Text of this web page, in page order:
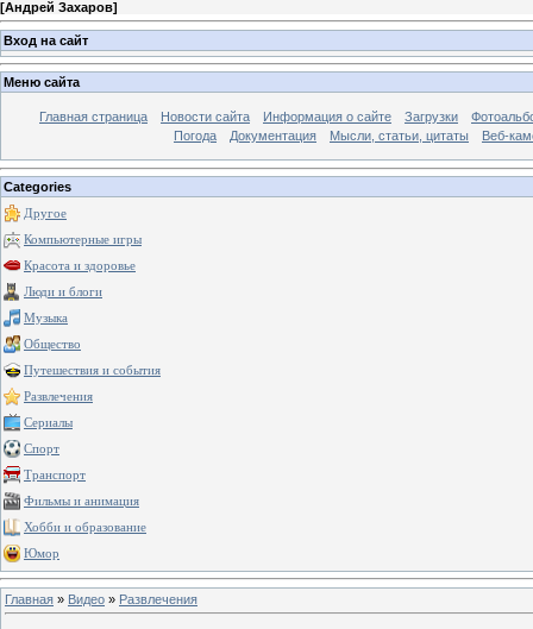
[Андрей Захаров]
Вход на сайт
Меню сайта
Главная страница Новости сайта Информация о сайте Загрузки
Погода
Документация Мысли, статьи, цитаты Веб-
Categories
Другое
Компьютерные игры
Красота и здоровье
Люди и блоги
Музыка
Общество
Путешествия и события
Развлечения
Сериалы
Спорт
Транспорт
Фильмы и анимация
Хобби и образование
Юмор
Главная » Видео » Развлечения